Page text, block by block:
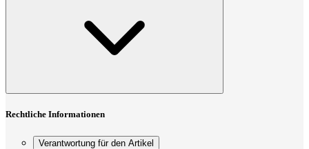
Rechtliche Informationen
Verantwortung für den Artikel